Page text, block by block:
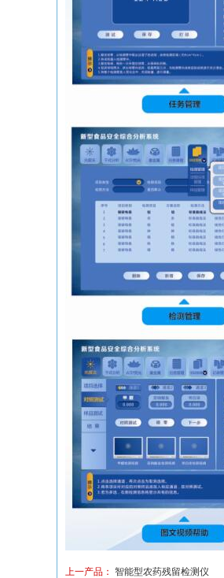
上一产品： 智能型农药残留检测仪